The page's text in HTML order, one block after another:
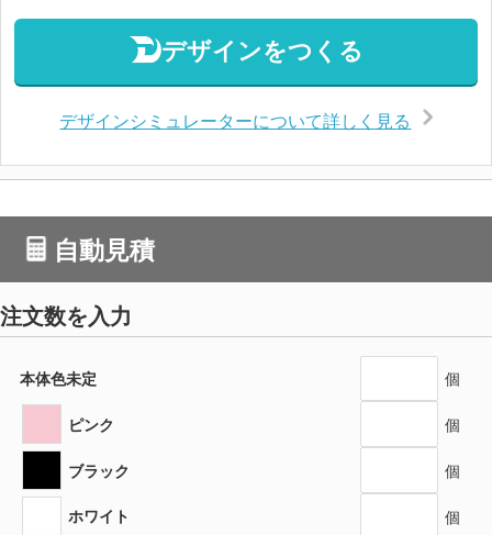
デザインをつくる
デザインシミュレーターについて詳しく見る
自動見積
注文数を入力
本体色未定 個
ピンク 個
ブラック 個
ホワイト 個